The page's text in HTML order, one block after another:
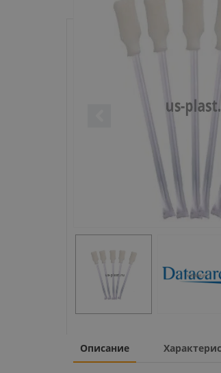
Описание